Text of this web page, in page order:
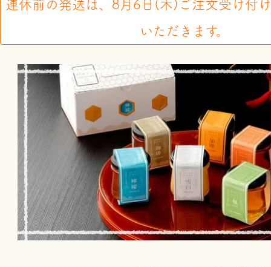
連休前の発送は、8月6日(木)ご注文受け付
いただきます。